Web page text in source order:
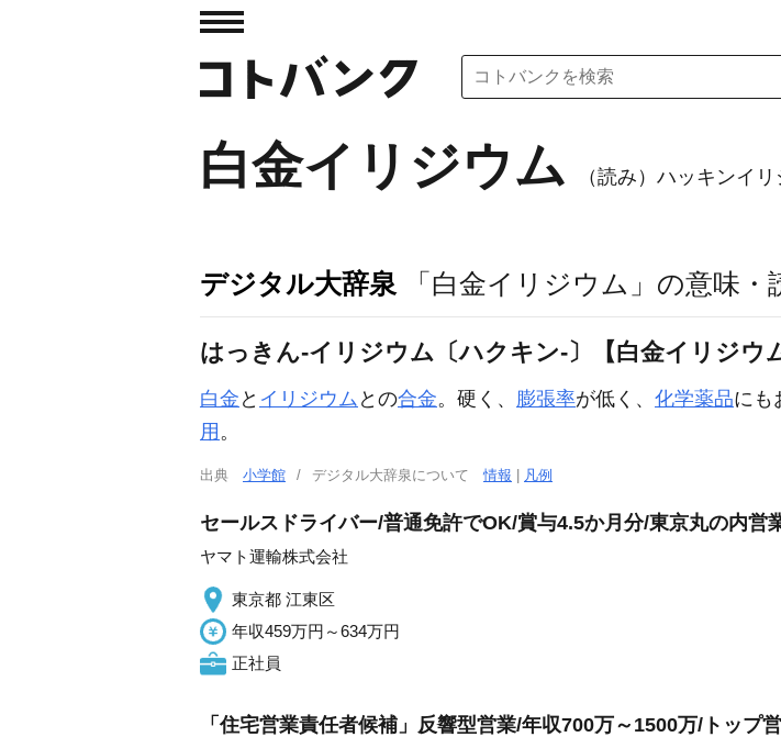
白金イリジウム （読み）ハッキンイ
デジタル大辞泉 「白金イリジウム」の意味・
はっきん‐イリジウム〔ハクキン‐〕【白金イリジウ
白金 と イリジウム との合金。硬く、 膨張率が低く、 化学薬品にも
用 。
出典 小学館 デジタル大辞泉について情報 凡例
セールスドライバー/普通免許でOK/賞与4.5か月分/東京丸の内営
ヤマト運輸株式会社
東京都 江東区
年収459万円～634万円
正社員
「住宅営業責任者候補」反響型営業/年収700万～1500万/トップ